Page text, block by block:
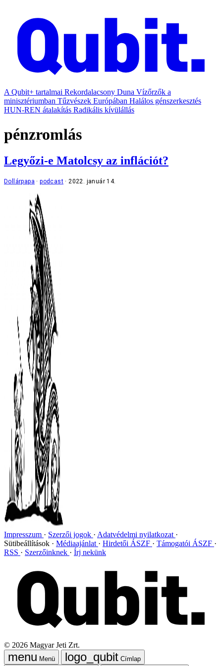
A Qubit+ tartalmai Rekordalacsony Duna Vízőrzők a
minisztériumban Tűzvészek Európában Halálos génszerkesztés
HUN-REN átalakítás Radikális kívülállás
pénzromlás
Legyőzi-e Matolcsy az inflációt?
Dollárpapa podcast 2022. január 14.
Impresszum Szerzői jogok
Adatvédelmi nyilatkozat
Sütibeállítások
Médiaajánlat Hirdetői ÁSZF
Támogatói ÁSZF
RSS
Szerzőinknek Írj nekünk
© 2026 Magyar Jeti Zrt.
Menü Címlap